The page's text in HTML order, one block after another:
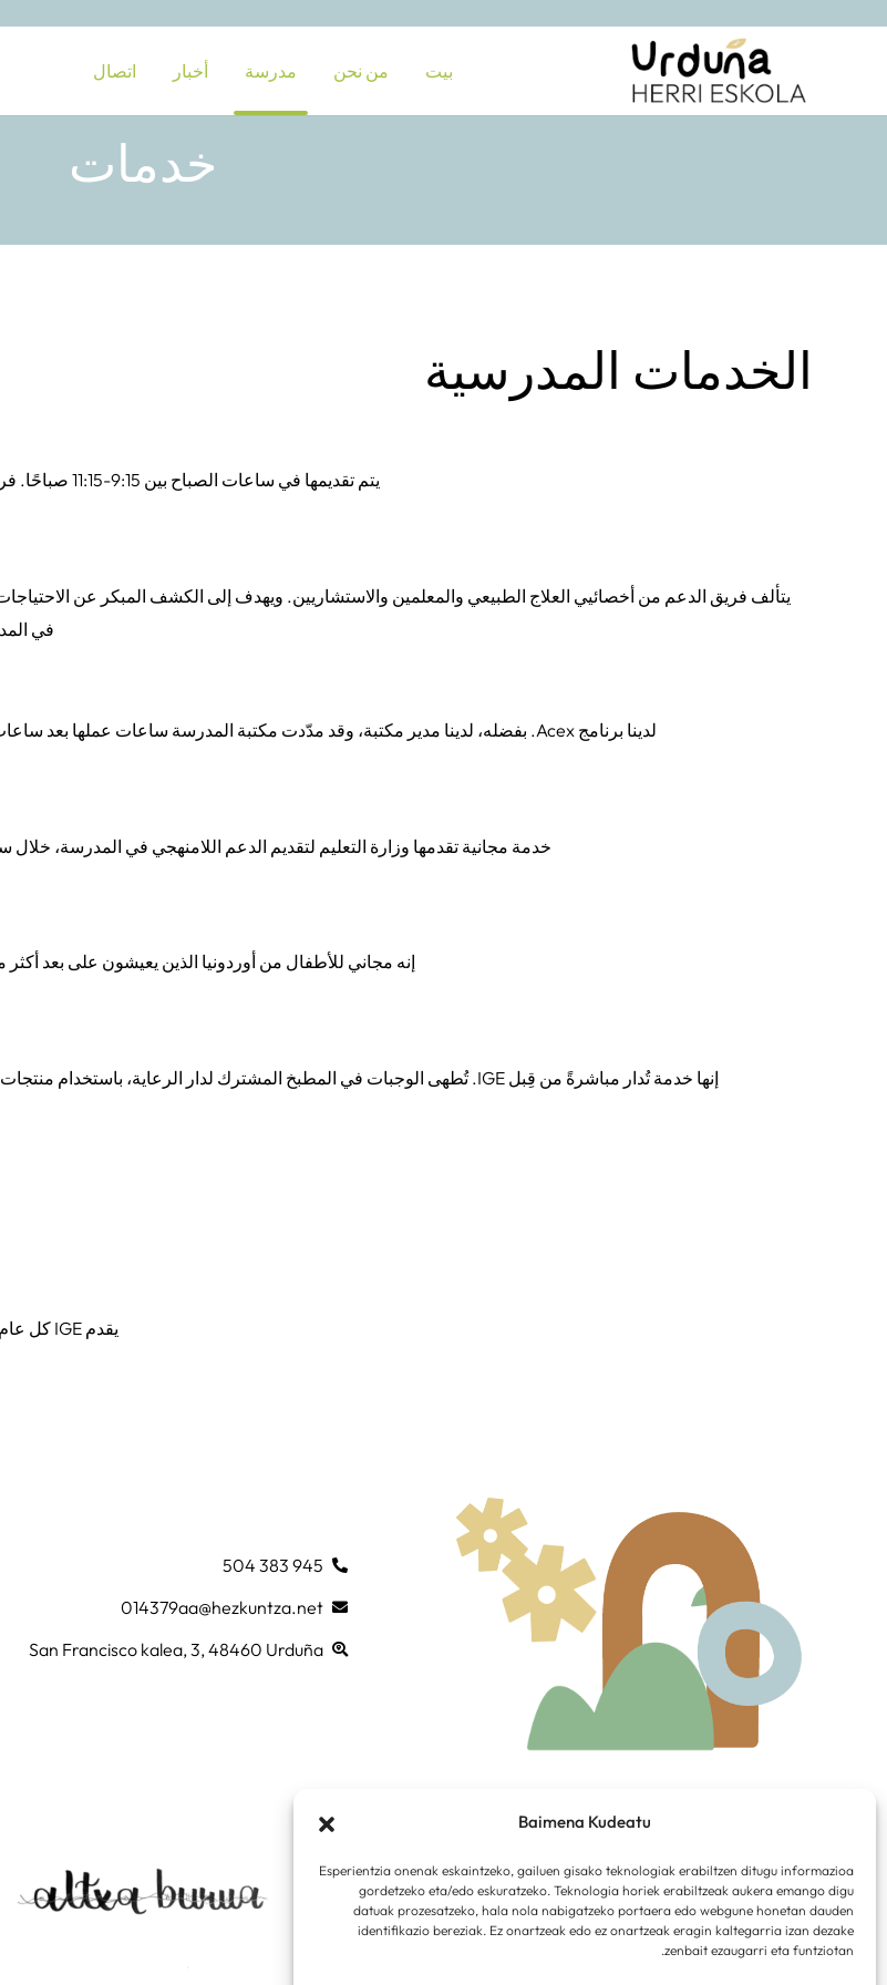
Baimena Kudeatu
Esperientzia onenak eskaintzeko, gailuen gisako teknologiak erabiltzen ditugu informazioa
gordetzeko eta/edo eskuratzeko. Teknologia horiek erabiltzeak aukera emango digu
datuak prozesatzeko, hala nola nabigatzeko portaera edo webgune honetan dauden
identifikazio bereziak. Ez onartzeak edo ez onartzeak eragin kaltegarria izan dezake
zenbait ezaugarri eta funtziotan.
بيت من نحن مدرسة أخبار اتصال
خدمات
الخدمات المدرسية
يتم تقديمها في ساعات الصباح بين 9:15-11:15 صباحًا. فرصة للمساعدة في التسجيل والمنح الدراسية والأوراق الأخرى.
يتألف فريق الدعم من أخصائيي العلاج الطبيعي والمعلمين والاستشاريين. ويهدف إلى الكشف المبكر عن
في
لدينا برنامج Acex. بفضله، لدينا مدير مكتبة، وقد مدّدت مكتبة المدرسة ساعات عملها بعد ساعات الدوام المدرسي، لتستمرّ عروضها حتى الساعة 6:30 مساءً.
خدمة مجانية تقدمها وزارة التعليم لتقديم الدعم اللامنهجي في المدرسة،
إنه مجاني للأطفال من أوردونيا الذين يعيشون على بعد أكثر من 2 كم من المدرسة، وكذلك للأطفال من روزابال
إنها خدمة تُدار مباشرةً من قِبل IGE. تُطهى الوجبات في المطبخ المشترك لدار الرعاية، باستخدام منتجات km.0. إنها مساحة تعليمية، مبنية على نموذج مستدام وصحي.
يقدم IGE كل عام أنشطة باللغة الباسكية تتوافق مع المبادئ التعليمية للمدرسة.
945 383 504
014379aa@hezkuntza.net
San Francisco kalea, 3, 48460 Urduña